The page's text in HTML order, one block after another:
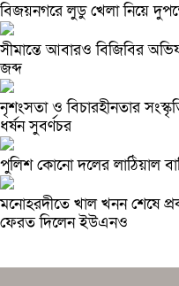
বিজয়নগরে লুডু খেলা নিয়ে
সীমান্তে আবারও বিজিবির
জব্দ
নৃশংসতা ও বিচারহীনতার
ধর্ষন সুবর্ণচর
পুলিশ কোনো দলের লাঠিয়াল
মনোহরদীতে খাল খনন শেষে
ফেরত দিলেন ইউএনও